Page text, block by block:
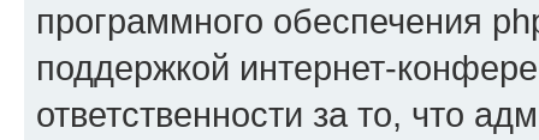
программного обеспечения
поддержкой интернет-
ответственности за то, что